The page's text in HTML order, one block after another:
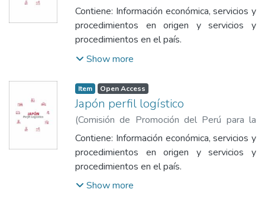
Exportación y el Turismo,2023 )Comisión
de Promoción del Perú para la Exportación
y el Turismo
Contiene: Información económica, servicios y
procedimientos en origen y servicios y
procedimientos en el país.
Show more
Item Open Access
Japón perfil logístico
(Comisión de Promoción del Perú para la
Exportación y el Turismo,2023 )Comisión
de Promoción del Perú para la Exportación
y el Turismo
Contiene: Información económica, servicios y
procedimientos en origen y servicios y
procedimientos en el país.
Show more